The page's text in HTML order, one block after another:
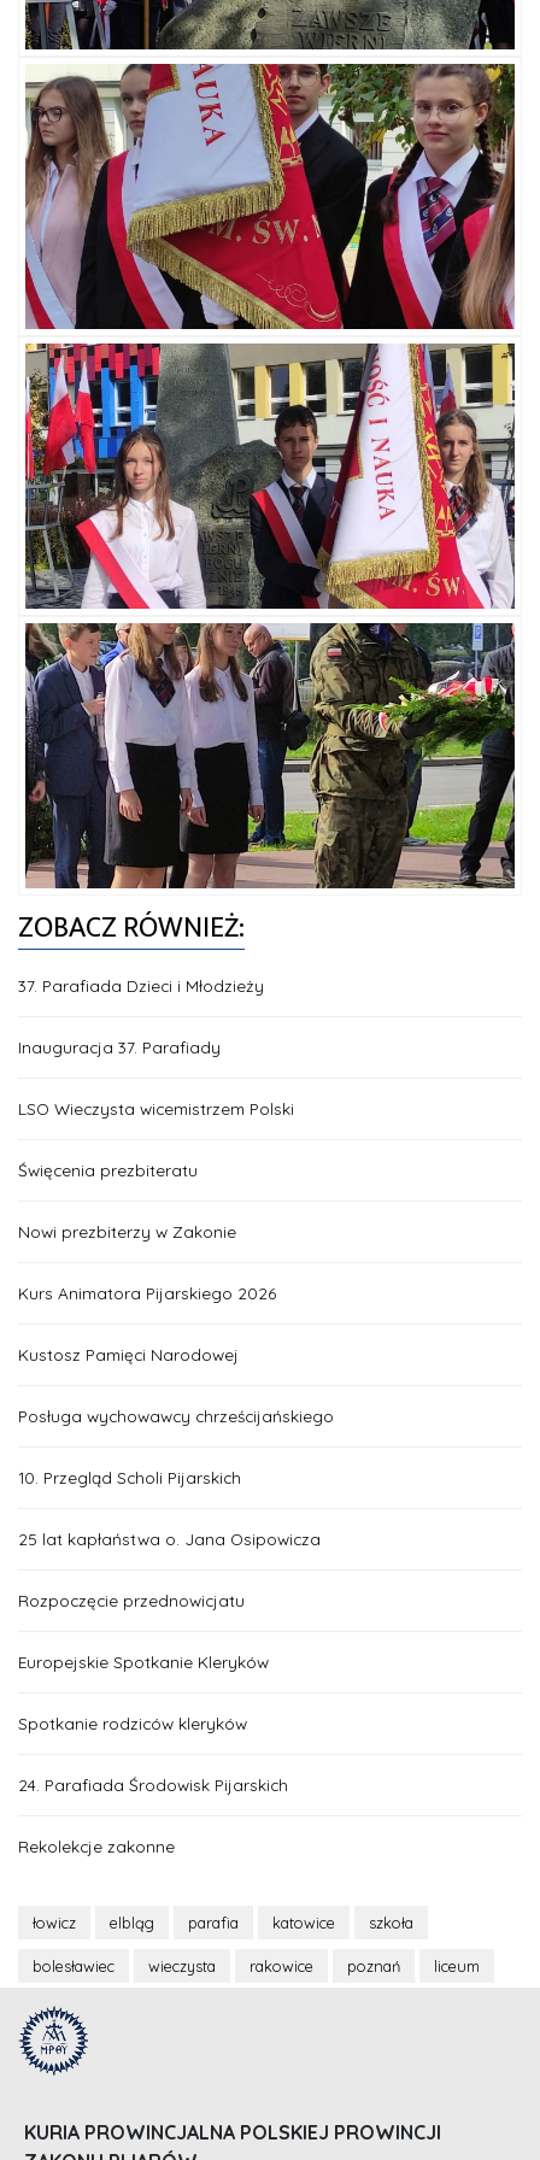
ZOBACZ RÓWNIEŻ:
37. Parafiada Dzieci i Młodzieży
Inauguracja 37. Parafiady
LSO Wieczysta wicemistrzem Polski
Święcenia prezbiteratu
Nowi prezbiterzy w Zakonie
Kurs Animatora Pijarskiego 2026
Kustosz Pamięci Narodowej
Posługa wychowawcy chrześcijańskiego
10. Przegląd Scholi Pijarskich
25 lat kapłaństwa o. Jana Osipowicza
Rozpoczęcie przednowicjatu
Europejskie Spotkanie Kleryków
Spotkanie rodziców kleryków
24. Parafiada Środowisk Pijarskich
Rekolekcje zakonne
łowicz elbląg parafia katowice szkoła
bolesławiec wieczysta rakowice poznań liceum
KURIA PROWINCJALNA POLSKIEJ PROWINCJI